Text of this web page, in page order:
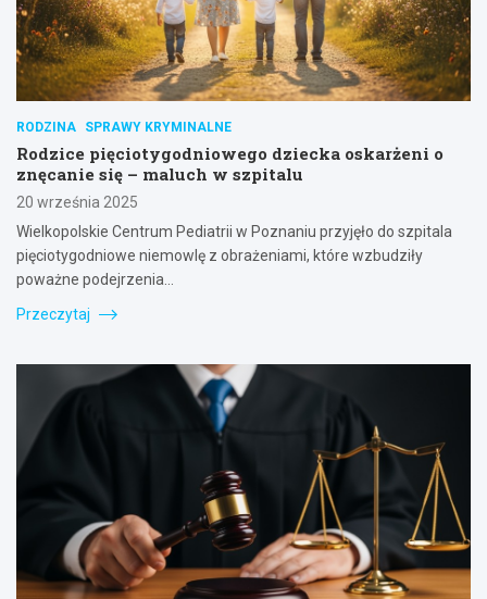
RODZINA SPRAWY KRYMINALNE
Rodzice pięciotygodniowego dziecka oskarżeni o
znęcanie się – maluch w szpitalu
20 września 2025
Wielkopolskie Centrum Pediatrii w Poznaniu przyjęło do szpitala
pięciotygodniowe niemowlę z obrażeniami, które wzbudziły
poważne podejrzenia…
Przeczytaj